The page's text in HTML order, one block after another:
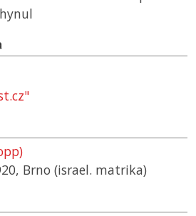
Brno (israel. matrika)